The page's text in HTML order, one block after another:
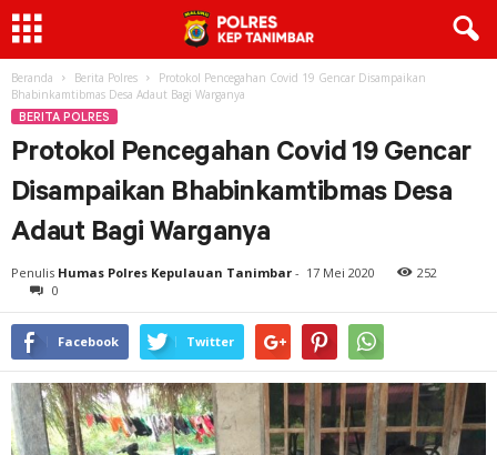
Beranda Berita Polres
Protokol Pencegahan Covid 19 Gencar Disampaikan
Bhabinkamtibmas Desa Adaut Bagi Warganya
BERITA POLRES
Protokol Pencegahan Covid 19 Gencar
Disampaikan Bhabinkamtibmas Desa
Adaut Bagi Warganya
Penulis Humas Polres Kepulauan Tanimbar - 17 Mei 2020
252
0
Facebook Twitter